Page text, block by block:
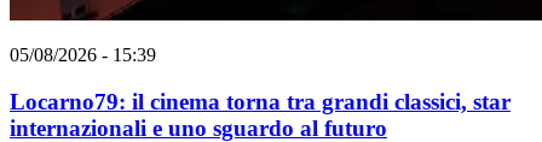
05/08/2026 - 15:39
Locarno79: il cinema torna tra grandi classici, star
internazionali e uno sguardo al futuro